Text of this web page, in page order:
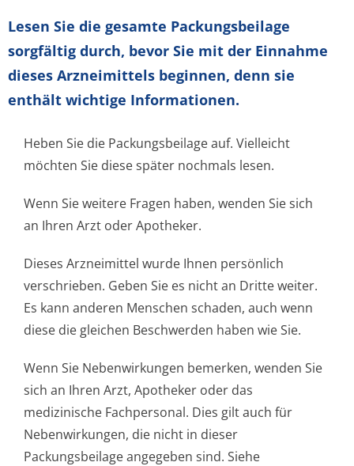
Lesen Sie die gesamte Packungsbeilage
sorgfältig durch, bevor Sie mit der Einnahme
dieses Arzneimittels beginnen, denn sie
enthält wichtige Informationen.
Heben Sie die Packungsbeilage auf. Vielleicht
möchten Sie diese später nochmals lesen.
Wenn Sie weitere Fragen haben, wenden Sie sich
an Ihren Arzt oder Apotheker.
Dieses Arzneimittel wurde Ihnen persönlich
verschrieben. Geben Sie es nicht an Dritte weiter.
Es kann anderen Menschen schaden, auch wenn
diese die gleichen Beschwerden haben wie Sie.
Wenn Sie Nebenwirkungen bemerken, wenden Sie
sich an Ihren Arzt, Apotheker oder das
medizinische Fachpersonal. Dies gilt auch für
Nebenwirkungen, die nicht in dieser
Packungsbeilage angegeben sind. Siehe